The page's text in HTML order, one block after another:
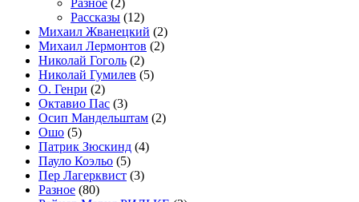
Рассказы (12)
Михаил Жванецкий (2)
Михаил Лермонтов (2)
Николай Гоголь (2)
Николай Гумилев (5)
О. Генри (2)
Октавио Пас (3)
Осип Мандельштам (2)
Ошо (5)
Патрик Зюскинд (4)
Пауло Коэльо (5)
Пер Лагерквист (3)
Разное (80)